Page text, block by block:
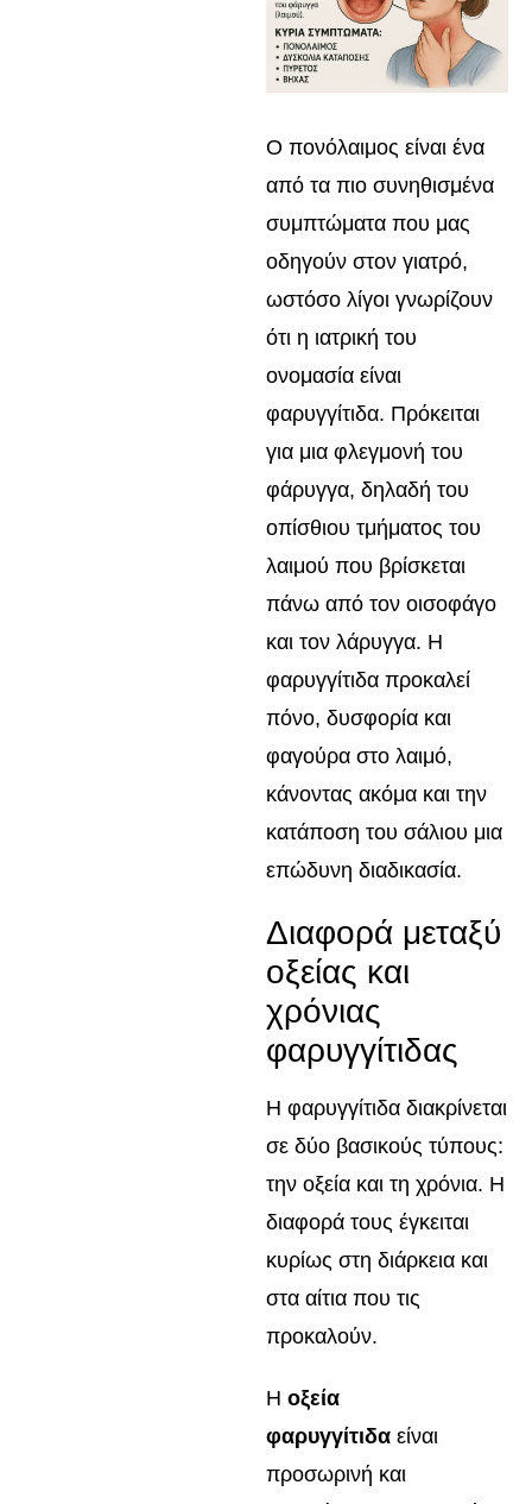
Ο πονόλαιμος είναι ένα
από τα πιο συνηθισμένα
συμπτώματα που μας
οδηγούν στον γιατρό,
ωστόσο λίγοι γνωρίζουν
ότι η ιατρική του
ονομασία είναι
φαρυγγίτιδα. Πρόκειται
για μια φλεγμονή του
φάρυγγα, δηλαδή του
οπίσθιου τμήματος του
λαιμού που βρίσκεται
πάνω από τον οισοφάγο
και τον λάρυγγα. Η
φαρυγγίτιδα προκαλεί
πόνο, δυσφορία και
φαγούρα στο λαιμό,
κάνοντας ακόμα και την
κατάποση του σάλιου μια
επώδυνη διαδικασία.
Διαφορά μεταξύ
οξείας και
χρόνιας
φαρυγγίτιδας
Η φαρυγγίτιδα διακρίνεται
σε δύο βασικούς τύπους:
την οξεία και τη χρόνια. Η
διαφορά τους έγκειται
κυρίως στη διάρκεια και
στα αίτια που τις
προκαλούν.
Η οξεία
φαρυγγίτιδα είναι
προσωρινή και